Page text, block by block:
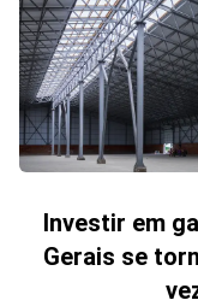
Investir em
Gerais se